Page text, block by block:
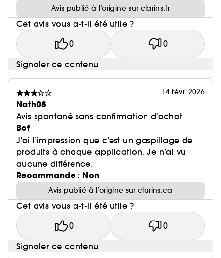
Avis publié à l’origine sur clarins.fr
Cet avis vous a-t-il été utile ?
0 0
Signaler ce contenu
14 févr. 2026
Nath08
Avis spontané sans confirmation d'achat
Bof
J’ai l’impression que c’est un gaspillage de
produits à chaque application. Je n’ai vu
aucune différence.
Recommande : Non
Avis publié à l’origine sur clarins.ca
Cet avis vous a-t-il été utile ?
0 0
Signaler ce contenu